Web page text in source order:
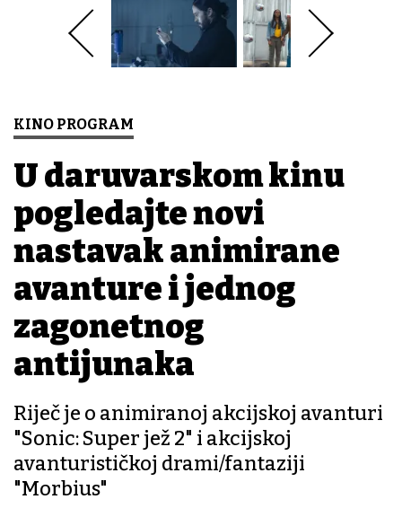
KINO PROGRAM
U daruvarskom kinu
pogledajte novi
nastavak animirane
avanture i jednog
zagonetnog
antijunaka
Riječ je o animiranoj akcijskoj avanturi
"Sonic: Super jež 2" i akcijskoj
avanturističkoj drami/fantaziji
"Morbius"